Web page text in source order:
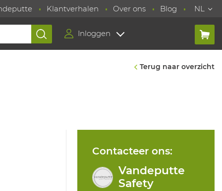
Klantverhalen Over ons Blog NL
Inloggen
Terug naar overzicht
Contacteer ons:
Vandeputte
Safety